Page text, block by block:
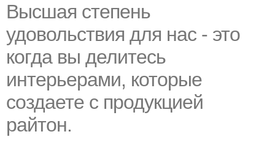
Высшая степень
удовольствия для нас - это
когда вы делитесь
интерьерами, которые
создаете с продукцией
райтон.